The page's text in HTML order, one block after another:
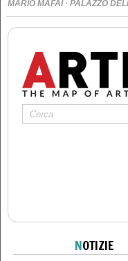
MARIO MAFAI · PALAZZO
NOTIZIE